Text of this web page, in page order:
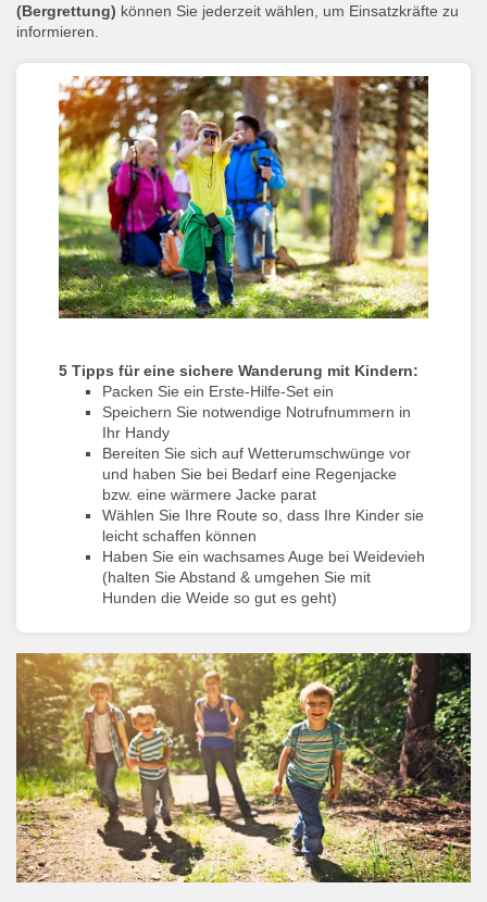
(Bergrettung) können Sie jederzeit wählen, um Einsatzkräfte zu
informieren.
5 Tipps für eine sichere Wanderung mit Kindern:
Packen Sie ein Erste-Hilfe-Set ein
Speichern Sie notwendige Notrufnummern in
Ihr Handy
Bereiten Sie sich auf Wetterumschwünge vor
und haben Sie bei Bedarf eine Regenjacke
bzw. eine wärmere Jacke parat
Wählen Sie Ihre Route so, dass Ihre Kinder sie
leicht schaffen können
Haben Sie ein wachsames Auge bei Weidevieh
(halten Sie Abstand & umgehen Sie mit
Hunden die Weide so gut es geht)